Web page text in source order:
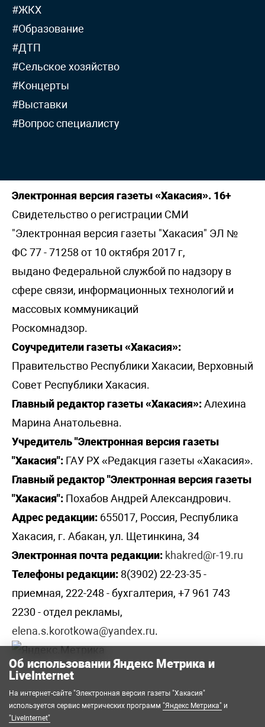
#ЖКХ
#Образование
#ДТП
#Сельское хозяйство
#Концерты
#Выставки
#Вопрос специалисту
Электронная версия газеты «Хакасия». 16+
Свидетельство о регистрации СМИ
"Электронная версия газеты "Хакасия" ЭЛ №
ФС 77 - 71258 от 10 октября 2017 г,
выдано Федеральной службой по надзору в
сфере связи, информационных технологий и
массовых коммуникаций
Роскомнадзор.
Соучредители газеты «Хакасия»:
Правительство Республики Хакасии, Верховный
Совет Республики Хакасия.
Главный редактор газеты «Хакасия»:Алехина
Марина Анатольевна.
Учредитель "Электронная версия газеты
"Хакасия": ГАУ РХ «Редакция газеты «Хакасия».
Главный редактор "Электронная версия газеты
"Хакасия": Похабов Андрей Александрович.
Адрес редакции: 655017, Россия, Республика
Хакасия, г. Абакан, ул. Щетинкина, 34
Электронная почта редакции: khakred@r-19.ru
Телефоны редакции: 8(3902) 22-23-35 -
приемная, 222-248 - бухгалтерия, +7 961 743
2230 - отдел рекламы,
elena.s.korotkowa@yandex.ru.
Об использовании Яндекс Метрика и
LiveInternet
На интернет-сайте "Электронная версия газеты "Хакасия"
используется сервис метрических программ "Яндекс Метрика" и
"LiveInternet"